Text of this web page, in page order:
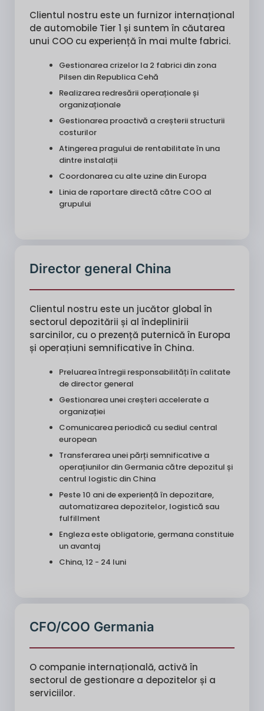
Clientul nostru este un furnizor internațional
de automobile Tier 1 și suntem în căutarea
unui COO cu experiență în mai multe fabrici.
Gestionarea crizelor la 2 fabrici din zona
Pilsen din Republica Cehă
Realizarea redresării operaționale și
organizaționale
Gestionarea proactivă a creșterii structurii
costurilor
Atingerea pragului de rentabilitate în una
dintre instalații
Coordonarea cu alte uzine din Europa
Linia de raportare directă către COO al
grupului
Director general China
Clientul nostru este un jucător global în
sectorul depozitării și al îndeplinirii
sarcinilor, cu o prezență puternică în Europa
și operațiuni semnificative în China.
Preluarea întregii responsabilități în calitate
de director general
Gestionarea unei creșteri accelerate a
organizației
Comunicarea periodică cu sediul central
european
Transferarea unei părți semnificative a
operațiunilor din Germania către depozitul și
centrul logistic din China
Peste 10 ani de experiență în depozitare,
automatizarea depozitelor, logistică sau
fulfillment
Engleza este obligatorie, germana constituie
un avantaj
China, 12 - 24 luni
CFO/COO Germania
O companie internațională, activă în
sectorul de gestionare a depozitelor și a
serviciilor.